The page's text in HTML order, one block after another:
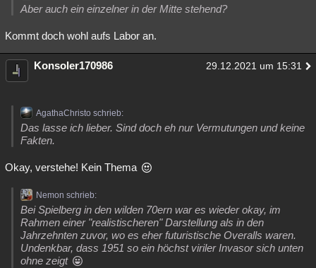
Aber auch ein einzelner in der Mitte stehend?
Kommt doch wohl aufs Labor an.
Konsoler170986 29.12.2021 um 15:31
AgathaChristo schrieb:
Das lasse ich lieber. Sind doch eh nur Vermutungen und keine
Fakten.
Okay, verstehe! Kein Thema
Nemon schrieb:
Bei Spielberg in den wilden 70ern war es wieder okay, im
Rahmen einer "realistischeren" Darstellung als in den
Jahrzehnten zuvor, wo es eher futuristische Overalls waren.
Undenkbar, dass 1951 so ein höchst viriler Invasor sich unten
ohne zeigt